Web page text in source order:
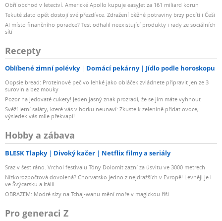
Obří obchod v letectví. Americké Apollo kupuje easyJet za 161 miliard korun
Tekuté zlato opět dostojí své přezdívce. Zdražení běžné potraviny brzy pocítí i Češi
AI místo finančního poradce? Test odhalil neexistující produkty i rady ze sociálních
sítí
Recepty
Oblíbené zimní polévky Domácí pekárny Jídlo podle horoskopu
Oopsie bread: Proteinové pečivo lehké jako obláček zvládnete připravit jen ze 3
surovin a bez mouky
Pozor na jedovaté cukety! Jeden jasný znak prozradí, že se jim máte vyhnout
Svěží letní saláty, které vás v horku neunaví: Zkuste k zelenině přidat ovoce,
výsledek vás mile překvapí!
Hobby a zábava
BLESK Tlapky Divoký kačer Netflix filmy a seriály
Sraz v šest ráno. Vrchol festivalu Tóny Dolomit zazní za úsvitu ve 3000 metrech
Nízkorozpočtová dovolená? Chorvatsko jedno z nejdražších v Evropě! Levněji je i
ve Švýcarsku a Itálii
OBRAZEM: Modré slzy na Tchaj-wanu mění moře v magickou říši
Pro generaci Z